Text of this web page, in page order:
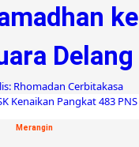
ke
Delang
Rhomadan Cerbitakasa
Merangin